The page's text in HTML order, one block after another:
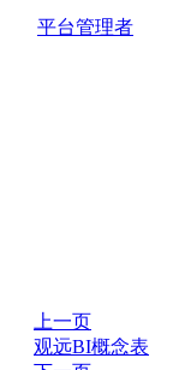
平台管理者
上一页
观远BI概念表